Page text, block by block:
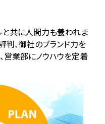
共に人間力も養われま
判、御社のブランド力を
営業部にノウハウを定着